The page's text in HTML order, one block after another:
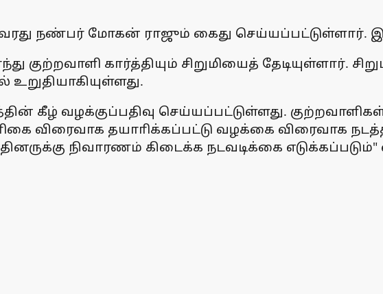
நண்பர் மோகன் ராஜும் கைது செய்யப்பட்டுள்ளார்.
குற்றவாளி கார்த்தியும் சிறுமியைத்
கீழ் வழக்குப்பதிவு செய்யப்பட்டுள்ளது.
விரைவாக தயாாிக்கப்பட்டு வழக்கை விரைவாக
நிவாரணம் கிடைக்க நடவடிக்கை